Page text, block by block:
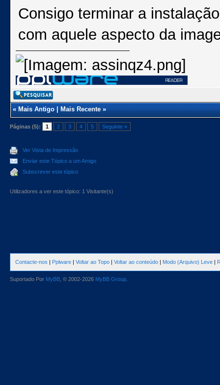
Consigo terminar a
com aquele aspecto da
«Mais Antigo|Mais Recente»
Páginas (5): 1 2 3 4 5 Seguinte »
Ver Vista de Impressão
Enviar este Tópico a um Amigo
Subscrever este tópico
Utilizadores a ver este tópico: 1 Visitante(s)
Contacte-nos | Pplware | Voltar ao Topo | Voltar ao conteúdo | Modo (Arquivo) Leve |
Suportado Por MyBB , © 2002-2026 MyBB Group